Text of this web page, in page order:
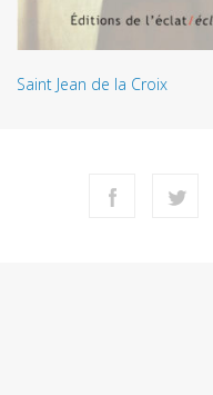
Saint Jean de la Croix